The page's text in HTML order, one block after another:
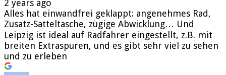
2 years ago
Alles hat einwandfrei geklappt: angenehmes Rad,
Zusatz-Satteltasche, zügige Abwicklung… Und
Leipzig ist ideal auf Radfahrer eingestellt, z.B. mit
breiten Extraspuren, und es gibt sehr viel zu sehen
und zu erleben